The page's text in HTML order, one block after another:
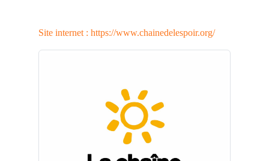
Site internet : https://www.chainedelespoir.org/